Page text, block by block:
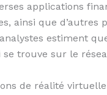
applications
ainsi que d’autres
estiment
se trouve sur le
de réalité